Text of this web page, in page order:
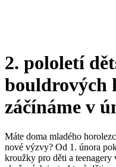
2. pololetí
bouldrových
záčínáme v
Máte doma mladého
nové výzvy? Od 1. února
kroužky pro děti a